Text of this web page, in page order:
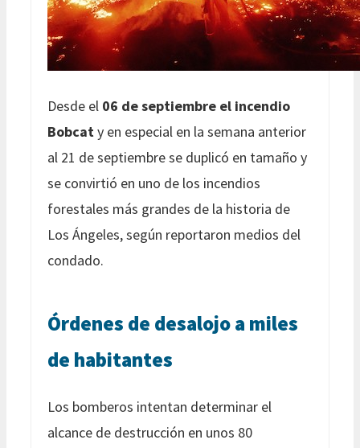
Desde el 06 de septiembre el incendio
Bobcaty en especial en la semana anterior
al 21 de septiembre se duplicó en tamaño y
se convirtió en uno de los incendios
forestales más grandes de la historia de
Los Ángeles, según reportaron medios del
condado.
Órdenes de desalojo a miles
de habitantes
Los bomberos intentan determinar el
alcance de destrucción en unos 80